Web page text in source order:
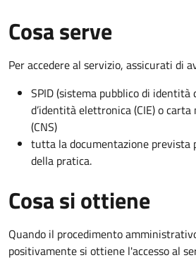
Cosa serve
Per accedere al servizio, assicurati di
SPID (sistema pubblico di identità
d’identità elettronica (CIE) o
(CNS)
tutta la documentazione prevista
della pratica.
Cosa si ottiene
Quando il procedimento
positivamente si ottiene l'accesso al